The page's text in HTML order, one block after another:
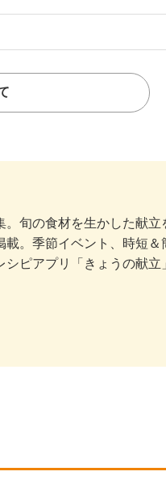
旬の食材を生かした献
。季節イベント、時短
ピアプリ「きょうの献立